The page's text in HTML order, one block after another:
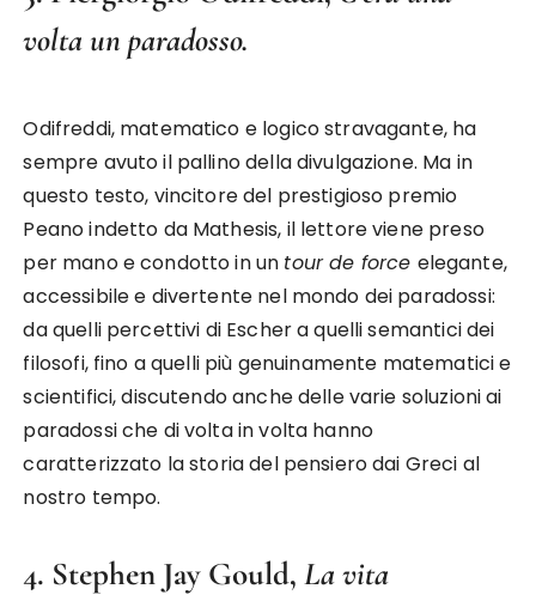
volta un paradosso.
Odifreddi, matematico e logico stravagante, ha
sempre avuto il pallino della divulgazione. Ma in
questo testo, vincitore del prestigioso premio
Peano indetto da Mathesis, il lettore viene preso
per mano e condotto in un tour de force elegante,
accessibile e divertente nel mondo dei paradossi:
da quelli percettivi di Escher a quelli semantici dei
filosofi, fino a quelli più genuinamente matematici e
scientifici, discutendo anche delle varie soluzioni ai
paradossi che di volta in volta hanno
caratterizzato la storia del pensiero dai Greci al
nostro tempo.
4. Stephen Jay Gould,La vita